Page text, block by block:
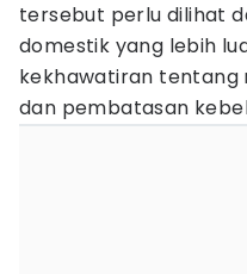
tersebut perlu dilihat
domestik yang lebih
kekhawatiran tentang
dan pembatasan